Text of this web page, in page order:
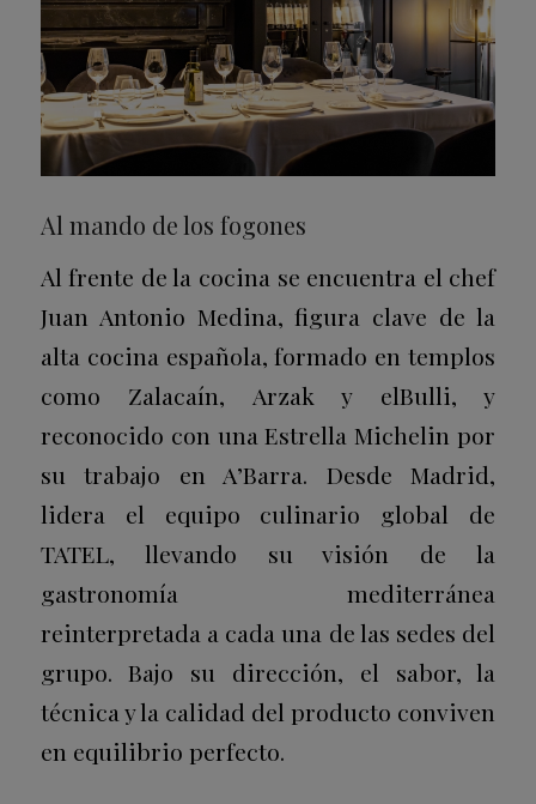
Al mando de los fogones
Al frente de la cocina se encuentra el chef
Juan Antonio Medina, figura clave de la
alta cocina española, formado en templos
como Zalacaín, Arzak y elBulli, y
reconocido con una Estrella Michelin por
su trabajo en A’Barra. Desde Madrid,
lidera el equipo culinario global de
TATEL, llevando su visión de la
gastronomía mediterránea
reinterpretada a cada una de las sedes del
grupo. Bajo su dirección, el sabor, la
técnica y la calidad del producto conviven
en equilibrio perfecto.